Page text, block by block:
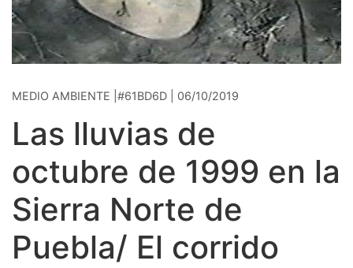
MEDIO AMBIENTE |#61BD6D | 06/10/2019
Las lluvias de
octubre de 1999 en la
Sierra Norte de
Puebla/ El corrido